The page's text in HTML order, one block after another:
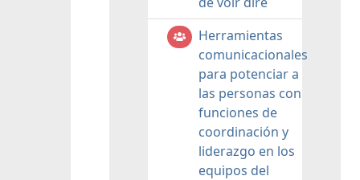
Herramientas
comunicacionales
para potenciar a
las personas con
funciones de
coordinación y
liderazgo en los
equipos del